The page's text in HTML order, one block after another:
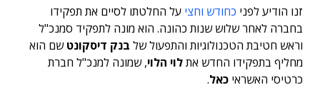
זנו הודיע לפני כחודש וחצי על החלטתו לסיים את תפקידו
בחברה לאחר שלוש שנות כהונה. הוא מונה לתפקיד סמנכ"ל
וראש חטיבת הטכנולוגיות והתפעול של בנק דיסקונטשם הוא
מחליף בתפקידו החדש אתלוי הלוי, שמונה למנכ"ל חברת
כרטיסי האשראי כאל.